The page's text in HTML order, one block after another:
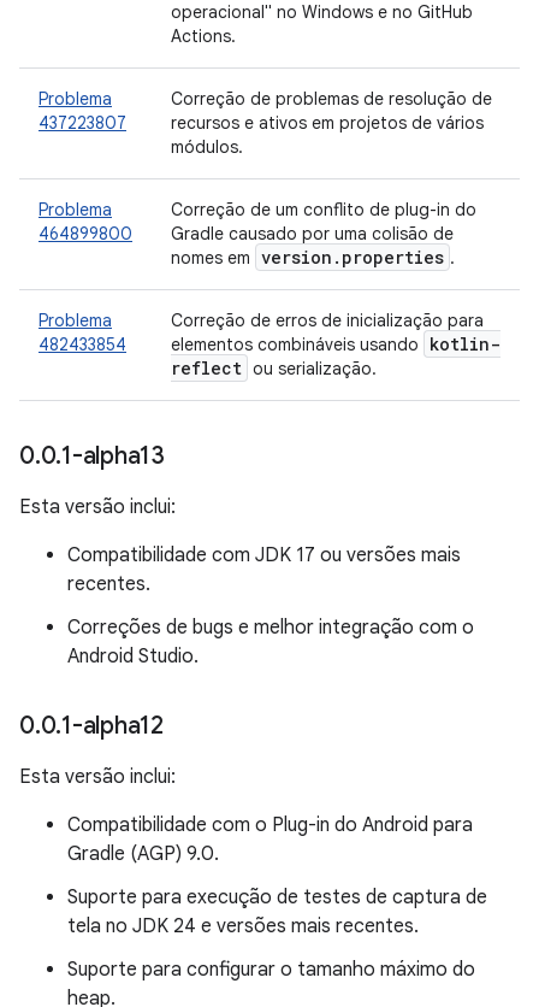
operacional" no Windows e no GitHub
Actions.
Problema
437223807
Correção de problemas de resolução de
recursos e ativos em projetos de vários
módulos.
Problema
464899800
Correção de um conflito de plug-in do
Gradle causado por uma colisão de
nomes em version . properties .
Problema
482433854
Correção de erros de inicialização para
elementos combináveis usando
kotlin-
reflect ou serialização.
0.0.1-alpha13
Esta versão inclui:
Compatibilidade com JDK 17 ou versões mais
recentes.
Correções de bugs e melhor integração com o
Android Studio.
0.0.1-alpha12
Esta versão inclui:
Compatibilidade com o Plug-in do Android para
Gradle (AGP) 9.0.
Suporte para execução de testes de captura de
tela no JDK 24 e versões mais recentes.
Suporte para configurar o tamanho máximo do
heap.